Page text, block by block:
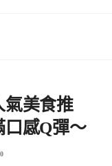
氣美食推
口感Q彈～
0